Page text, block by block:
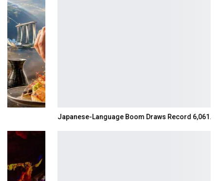
Japanese-Language Boom Draws Record 6,061…